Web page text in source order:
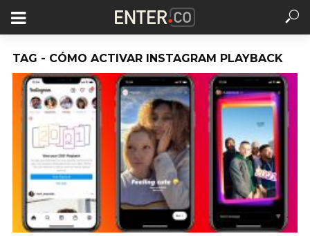
TAG - CÓMO ACTIVAR INSTAGRAM PLAYBACK